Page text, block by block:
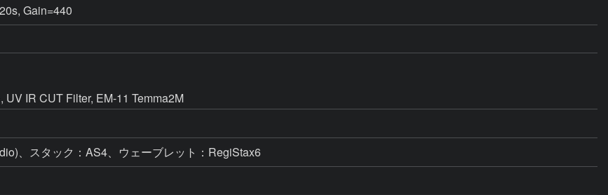
Gain=440
IR CUT Filter, EM-11 Temma2M
、スタック：AS4、ウェーブレット：RegiStax6